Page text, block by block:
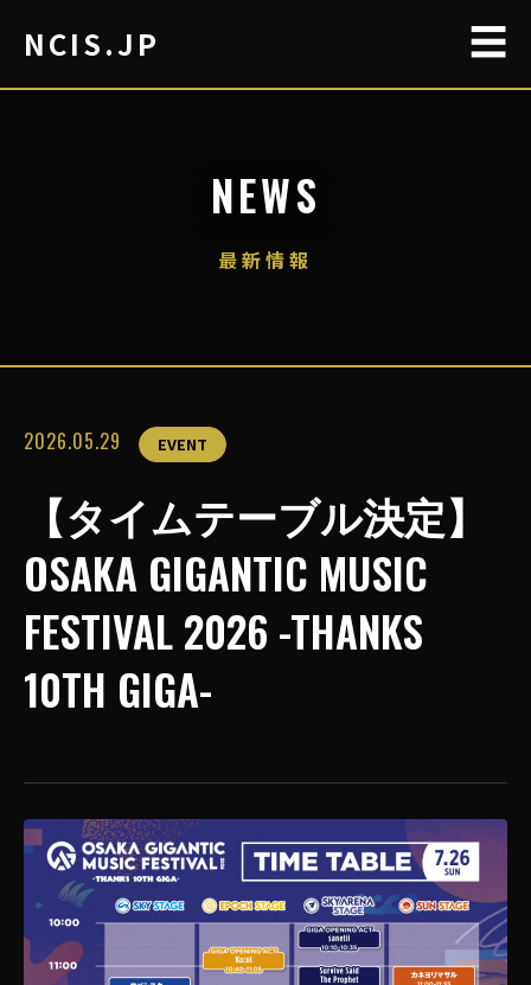
NCIS.JP ☰
NEWS
最新情報
2026.05.29 EVENT
【タイムテーブル決定】
OSAKA GIGANTIC MUSIC
FESTIVAL 2026 -THANKS
10TH GIGA-